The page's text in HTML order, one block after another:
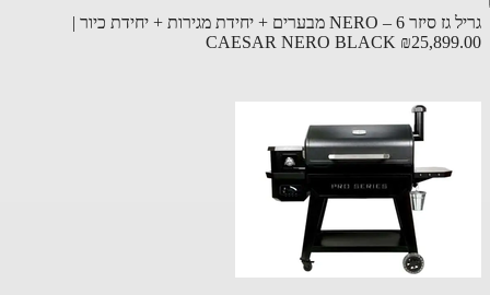
גריל גז סיזר NERO – 6 מבערים + יחידת מגירות + יחידת כיור |
CAESAR NERO BLACK